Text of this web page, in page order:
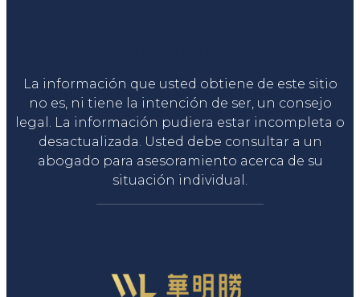
La información que usted obtiene de este sitio
no es, ni tiene la intención de ser, un consejo
legal. La información pudiera estar incompleta o
desactualizada. Usted debe consultar a un
abogado para asesoramiento acerca de su
situación individual.